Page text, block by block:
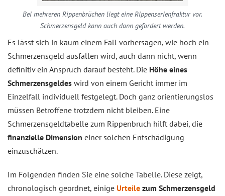
Bei mehreren Rippenbrüchen liegt eine Rippenserienfraktur vor.
Schmerzensgeld kann auch dann gefordert werden.
Es lässt sich in kaum einem Fall vorhersagen, wie hoch ein
Schmerzensgeld ausfallen wird, auch dann nicht, wenn
definitiv ein Anspruch darauf besteht. Die Höhe eines
Schmerzensgeldes wird von einem Gericht immer im
Einzelfall individuell festgelegt. Doch ganz orientierungslos
müssen Betroffene trotzdem nicht bleiben. Eine
Schmerzensgeldtabelle zum Rippenbruch hilft dabei, die
finanzielle Dimension einer solchen Entschädigung
einzuschätzen.
Im Folgenden finden Sie eine solche Tabelle. Diese zeigt,
chronologisch geordnet, einige Urteile zum Schmerzensgeld